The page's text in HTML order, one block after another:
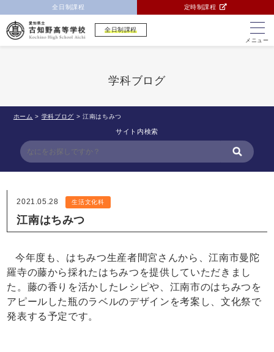
全日制課程 定時制課程
全日制課程
メニュー
学科ブログ
ホーム > 学科ブログ > 江南はちみつ
サイト内検索
2021.05.28 生活文化科
江南はちみつ
今年度も、はちみつ生産者間宮さんから、江南市曼陀
羅寺の藤から採れたはちみつを提供していただきまし
た。藤の香りを活かしたレシピや、江南市のはちみつを
アピールした瓶のラベルのデザインを考案し、文化祭で
発表する予定です。